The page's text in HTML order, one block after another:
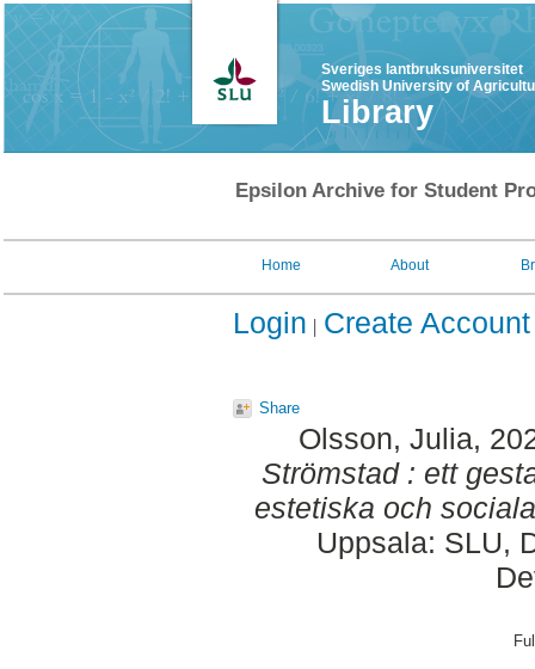
Sveriges lantbruksuniversitet
Swedish University of
Library
Epsilon Archive for Student
Home About
Login Create Account
Share
Olsson, Julia,
Strömstad : ett
estetiska och
Uppsala: SLU,